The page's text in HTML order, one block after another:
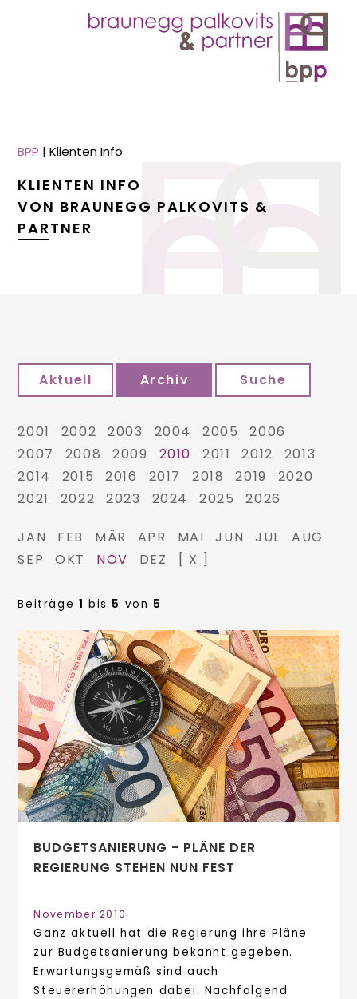
BPP |Klienten Info
KLIENTEN INFO
VON BRAUNEGG PALKOVITS &
PARTNER
Aktuell Archiv Suche
2001 2002 2003 2004 2005
2006
2007
2008 2009 2010 2011 2012
2013
2014
2015 2016 2017 2018 2019
2020
2021
2022 2023 2024 2025 2026
JAN FEB MÄR APR MAI JUN JUL
AUG
SEP
OKT NOV DEZ [ X ]
Beiträge 1 bis 5 von 5
BUDGETSANIERUNG - PLÄNE DER
REGIERUNG STEHEN NUN FEST
November 2010
Ganz aktuell hat die Regierung ihre Pläne
zur Budgetsanierung bekannt gegeben.
Erwartungsgemäß sind auch
Steuererhöhungen dabei. Nachfolgend